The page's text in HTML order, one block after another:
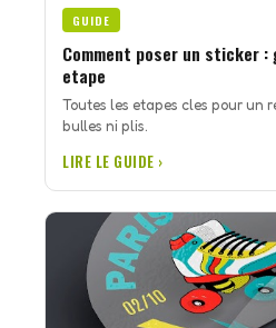
GUIDE
Comment poser un sticker :
etape
Toutes les etapes cles pour un
bulles ni plis.
LIRE LE GUIDE ›